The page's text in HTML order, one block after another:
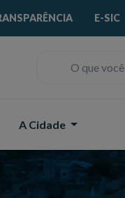
E-SIC
A Cidade